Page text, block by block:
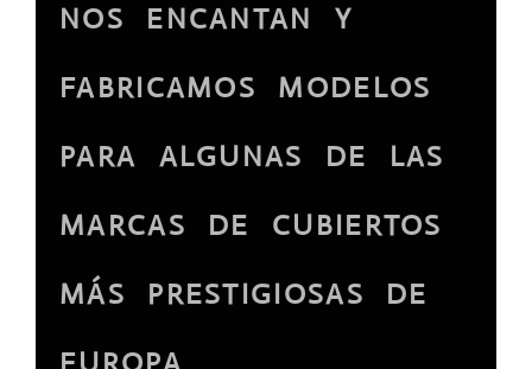
NOS ENCANTAN Y
FABRICAMOS MODELOS
PARA ALGUNAS DE LAS
MARCAS DE CUBIERTOS
MÁS PRESTIGIOSAS DE